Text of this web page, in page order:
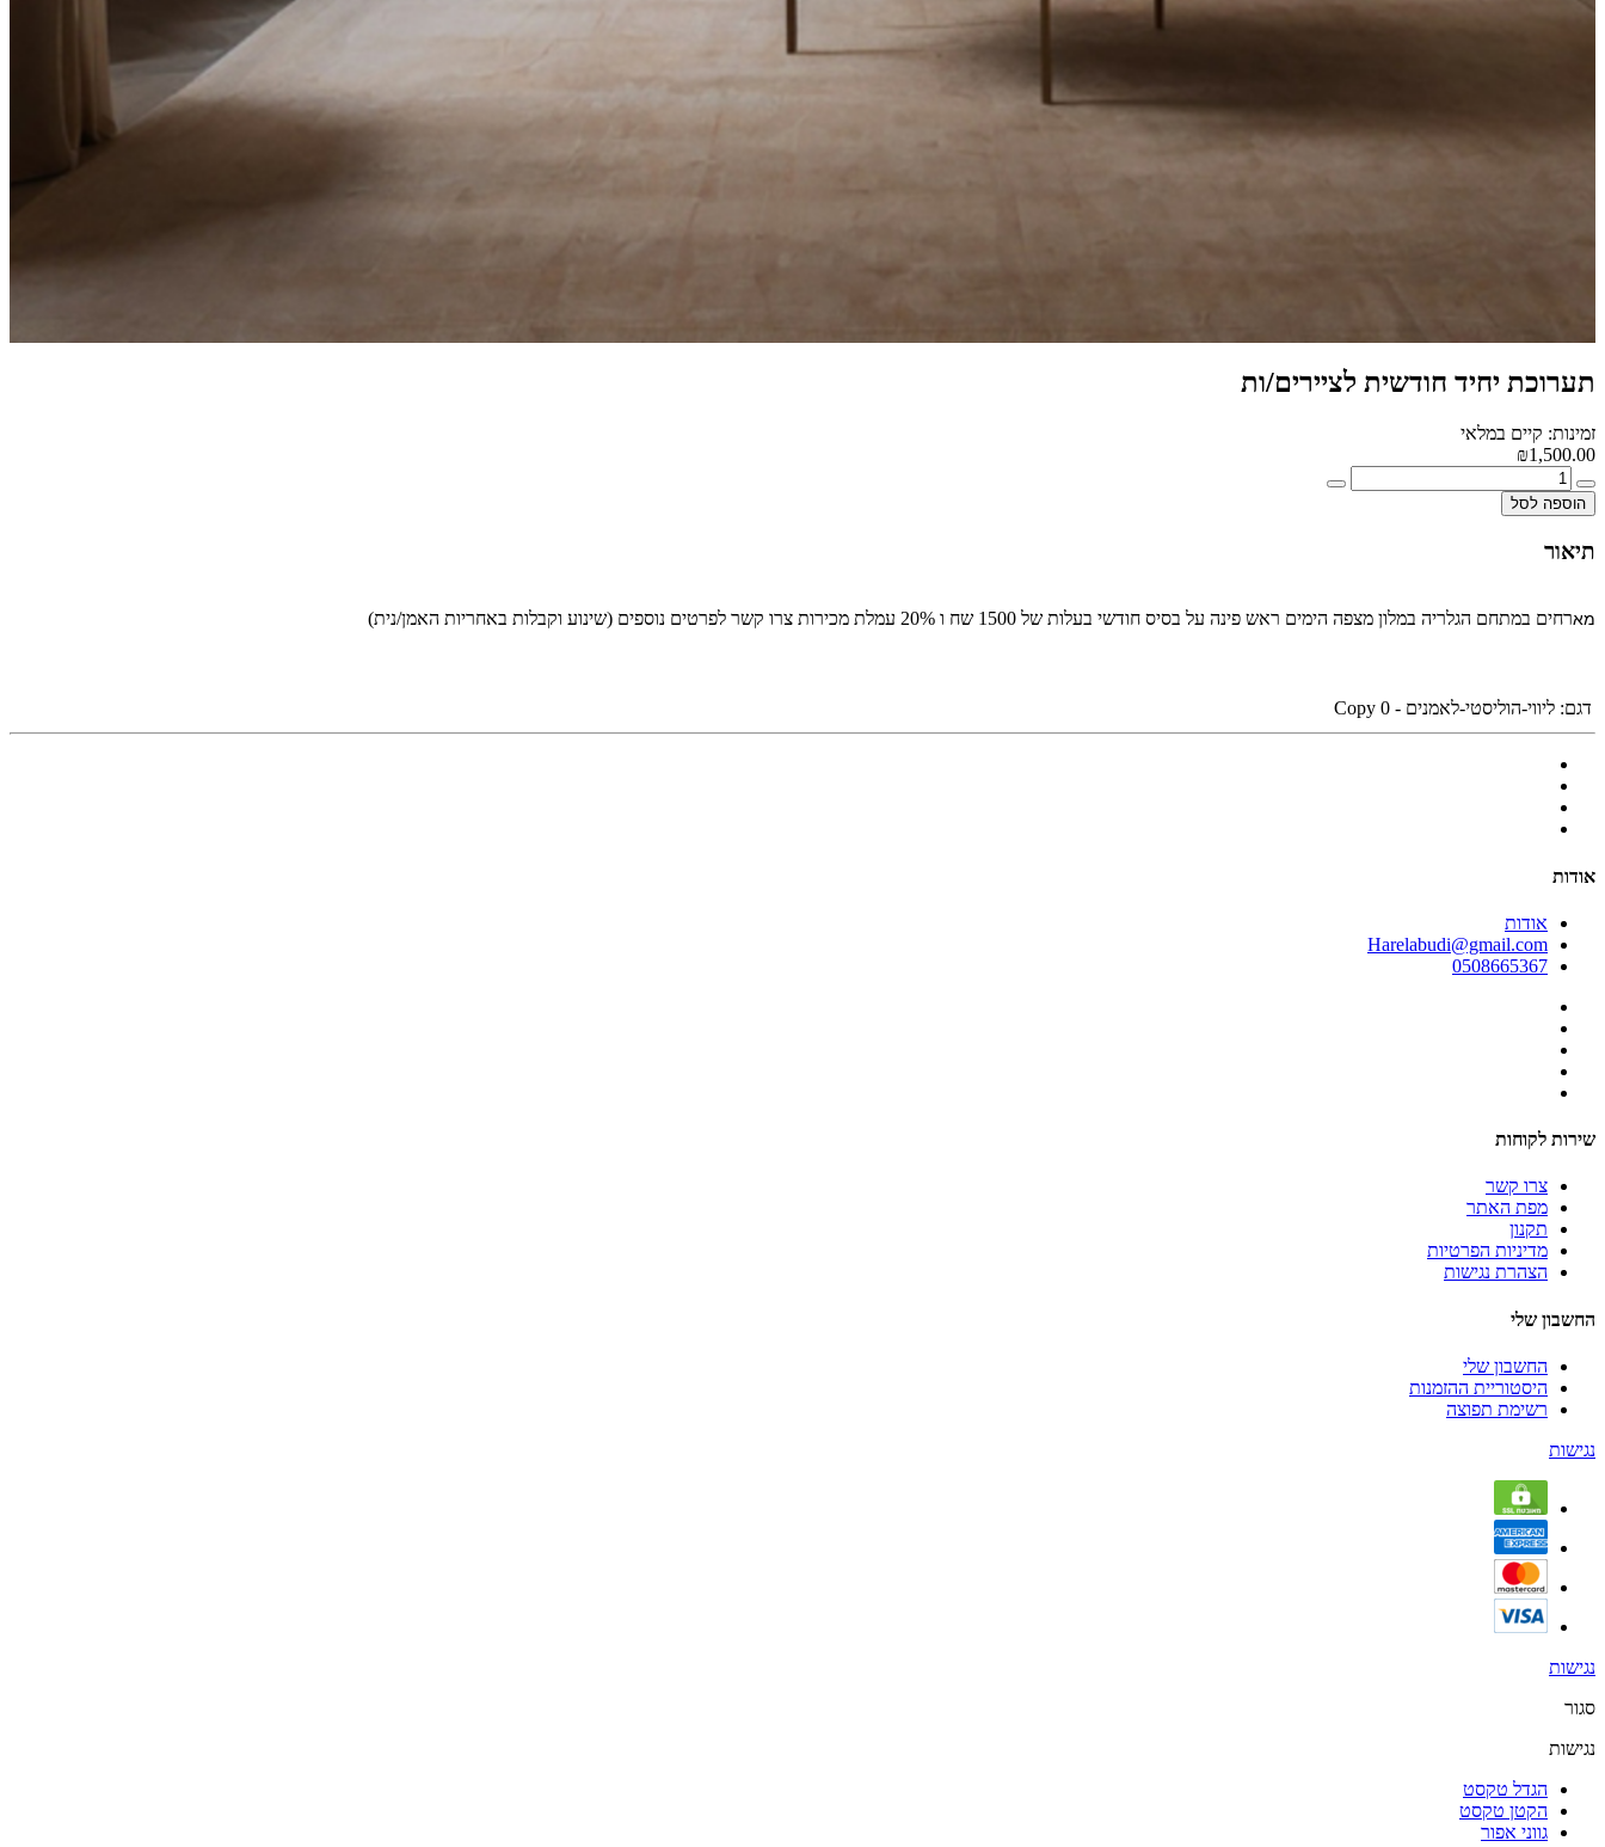
תערוכת יחיד חודשית לציירים/ות
זמינות: קיים במלאי
₪1,500.00
הוספה לסל
תיאור
מארחים במתחם הגלריה במלון מצפה הימים ראש פינה על בסיס חודשי בעלות של 1500 שח ו 20% עמלת מכירות צרו קשר לפרטים נוספים (שינוע וקבלות באחריות האמן/נית)
דגם: ליווי-הוליסטי-לאמנים - Copy 0
אודות
אודות
Harelabudi@gmail.com
0508665367
שירות לקוחות
צרו קשר
מפת האתר
תקנון
מדיניות הפרטיות
הצהרת נגישות
החשבון שלי
החשבון שלי
היסטוריית ההזמנות
רשימת תפוצה
נגישות
נגישות
סגור
נגישות
הגדל טקסט
הקטן טקסט
גווני אפור